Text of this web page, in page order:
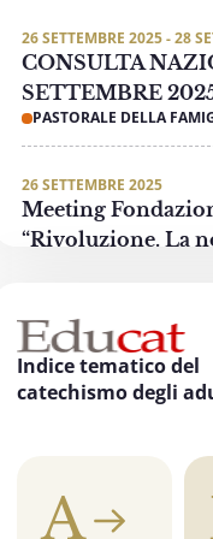
26 SETTEMBRE 2025 - 28
CONSULTA
SETTEMBRE
PASTORALE DELLA
26 SETTEMBRE 2025
Meeting
“Rivoluzione. La
3 OTTOBRE 2025 - 4
“Oltre tutti i
3 OTTOBRE 2025
"Invece un
Indice tematico del
catechismo degli
A